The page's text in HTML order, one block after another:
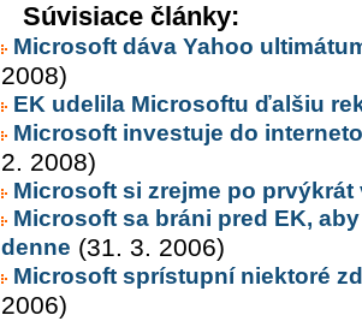
Súvisiace články:
Microsoft dáva Yahoo
2008)
EK udelila Microsoftu ďalšiu
Microsoft investuje do
2. 2008)
Microsoft si zrejme po
Microsoft sa bráni pred EK,
denne (31. 3. 2006)
Microsoft sprístupní niektoré
2006)